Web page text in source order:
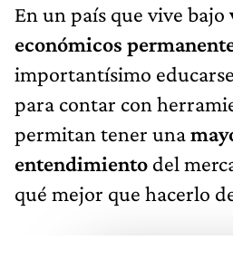
En un país que vive bajo
económicos
importantísimo
para contar con
permitan tener una
entendimiento del
qué mejor que hacerlo